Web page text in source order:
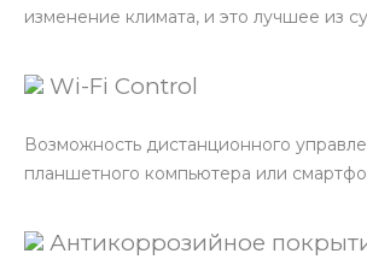
изменение климата, и это лучшее из
Wi-Fi Control
Возможность дистанционного
планшетного компьютера или
Антикоррозийное